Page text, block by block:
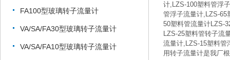
FA100型玻璃转子流量计
VA/SA/FA30型玻璃转子流量计
VA/SA/FA10型玻璃转子流量计
计,LZS-100塑料管浮
管浮子流量计,LZS-65
50塑料管流量计LZS-
LZS-25塑料管转子流
流量计,LZS-15塑料管
用转子流量计是我厂